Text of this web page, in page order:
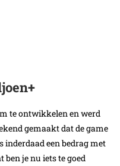
te ontwikkelen en werd
gemaakt dat de game
inderdaad een bedrag met
je nu iets te goed